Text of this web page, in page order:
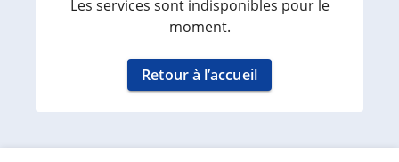
Les services sont indisponibles pour le
moment.
Retour à l’accueil